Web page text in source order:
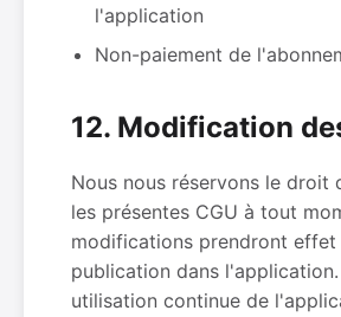
l'application
Non-paiement de
12. Modification
Nous nous réservons le droit
les présentes CGU à tout
modifications prendront effet
publication dans
utilisation continue de